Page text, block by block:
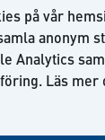
på vår
anonym
Analytics
Läs mer